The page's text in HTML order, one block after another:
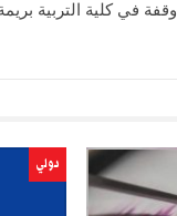
وقفة في كلية التربية
دولي